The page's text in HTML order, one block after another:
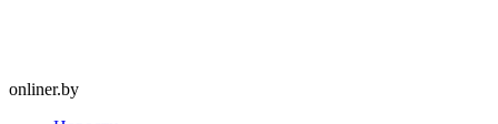
onliner.by